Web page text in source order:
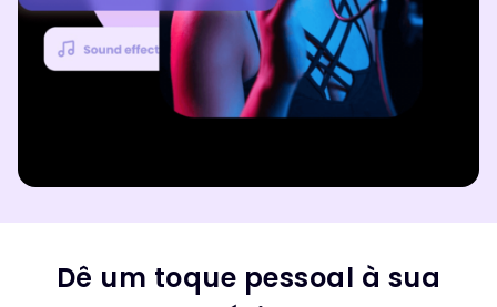
Dê um toque pessoal à sua